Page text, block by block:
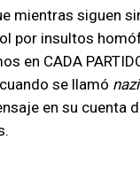
mientras siguen
por insultos
en CADA
se llamó nazi
en su cuenta